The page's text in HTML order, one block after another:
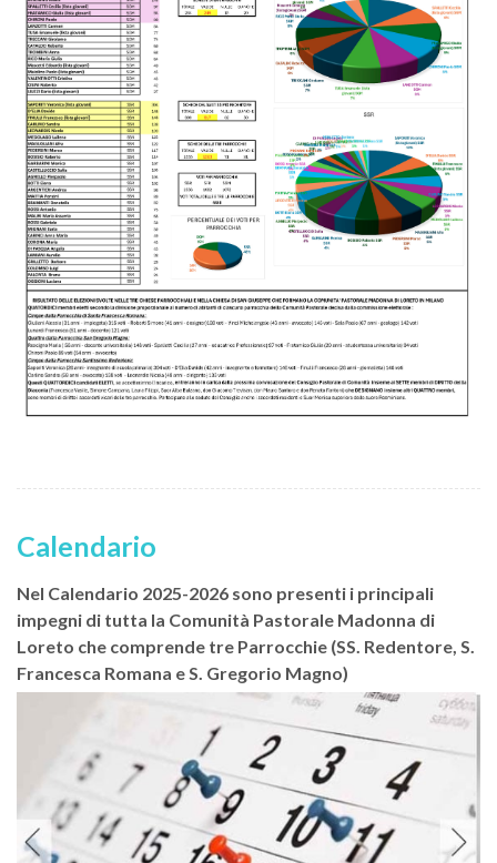
Calendario
Nel Calendario 2025-2026 sono presenti i principali
impegni di tutta la Comunità Pastorale Madonna di
Loreto che comprende tre Parrocchie (SS. Redentore, S.
Francesca Romana e S. Gregorio Magno)